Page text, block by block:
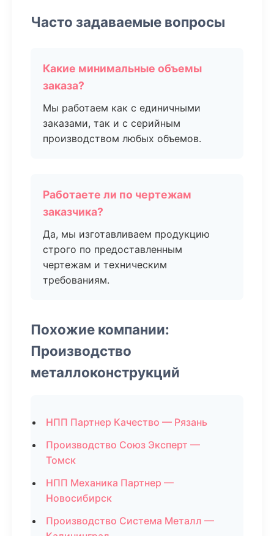
Часто задаваемые вопросы
Какие минимальные объемы
заказа?
Мы работаем как с единичными
заказами, так и с серийным
производством любых объемов.
Работаете ли по чертежам
заказчика?
Да, мы изготавливаем продукцию
строго по предоставленным
чертежам и техническим
требованиям.
Похожие компании:
Производство
металлоконструкций
НПП Партнер Качество — Рязань
Производство Союз Эксперт —
Томск
НПП Механика Партнер —
Новосибирск
Производство Система Металл —